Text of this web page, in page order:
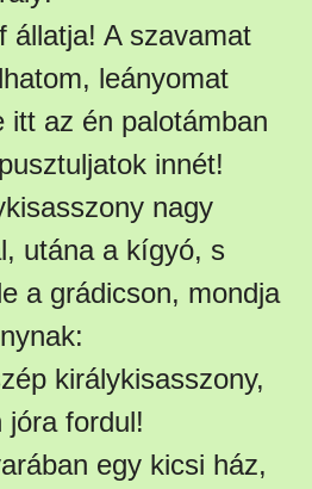
állatja! A szavamat
leányomat
itt az én palotámban
innét!
nagy
utána a kígyó, s
a grádicson, mondja
királykisasszony,
jóra fordul!
egy kicsi ház,